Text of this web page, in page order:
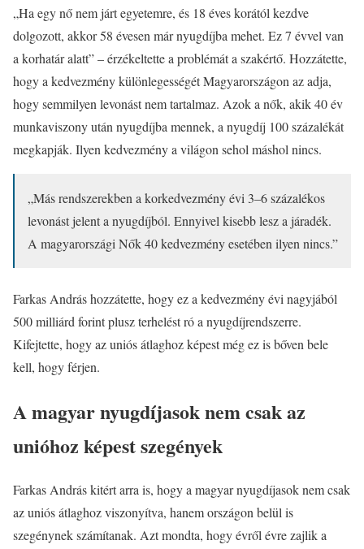
„Ha egy nő nem járt egyetemre, és 18 éves korától kezdve
dolgozott, akkor 58 évesen már nyugdíjba mehet. Ez 7 évvel van
a korhatár alatt” – érzékeltette a problémát a szakértő. Hozzátette,
hogy a kedvezmény különlegességét Magyarországon az adja,
hogy semmilyen levonást nem tartalmaz. Azok a nők, akik 40 év
munkaviszony után nyugdíjba mennek, a nyugdíj 100 százalékát
megkapják. Ilyen kedvezmény a világon sehol máshol nincs.
„Más rendszerekben a korkedvezmény évi 3–6 százalékos
levonást jelent a nyugdíjból. Ennyivel kisebb lesz a járadék.
A magyarországi Nők 40 kedvezmény esetében ilyen nincs.”
Farkas András hozzátette, hogy ez a kedvezmény évi nagyjából
500 milliárd forint plusz terhelést ró a nyugdíjrendszerre.
Kifejtette, hogy az uniós átlaghoz képest még ez is bőven bele
kell, hogy férjen.
A magyar nyugdíjasok nem csak az
unióhoz képest szegények
Farkas András kitért arra is, hogy a magyar nyugdíjasok nem csak
az uniós átlaghoz viszonyítva, hanem országon belül is
szegénynek számítanak. Azt mondta, hogy évről évre zajlik a